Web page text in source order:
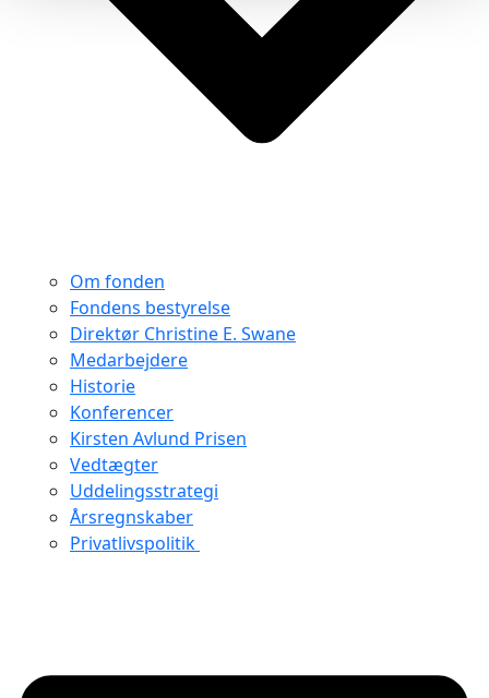
Om fonden
Fondens bestyrelse
Direktør Christine E. Swane
Medarbejdere
Historie
Konferencer
Kirsten Avlund Prisen
Vedtægter
Uddelingsstrategi
Årsregnskaber
Privatlivspolitik